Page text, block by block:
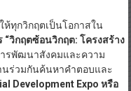
ทุกวิกฤตเป็นโอกาสใน
“วิกฤตซ้อนวิกฤต: โครงสร้าง
ารพัฒนาสังคมและความ
ร่วมกันค้นหาคำตอบและ
Development Expo หรือ